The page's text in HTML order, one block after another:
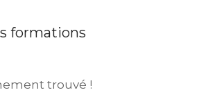
formations
trouvé !